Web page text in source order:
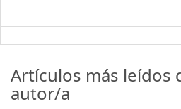
Artículos más leídos
autor/a